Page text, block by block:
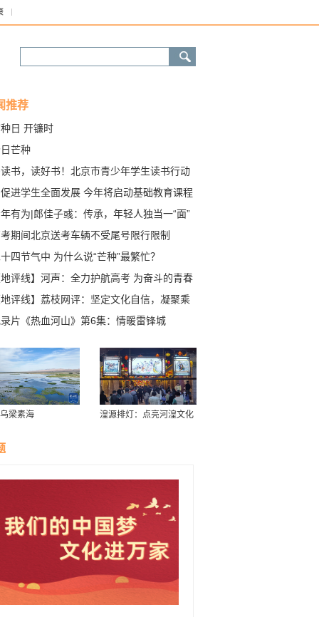
推荐
日 开镰时
芒种
书，读好书！北京市青少年学生读书行动
进学生全面发展 今年将启动基础教育课程
深化改革
有为|郎佳子彧：传承，年轻人独当一“面”
期间北京送考车辆不受尾号限行限制
四节气中 为什么说“芒种”最繁忙？
评线】河声：全力护航高考 为奋斗的青春
评线】荔枝网评：坚定文化自信，凝聚乘
浪的复兴力量
片《热血河山》第6集：情暖雷锋城
梁素海
湟源排灯：点亮河湟文化